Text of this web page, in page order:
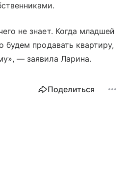
не знает. Когда младшей
будем продавать квартиру,
— заявила Ларина.
Поделиться